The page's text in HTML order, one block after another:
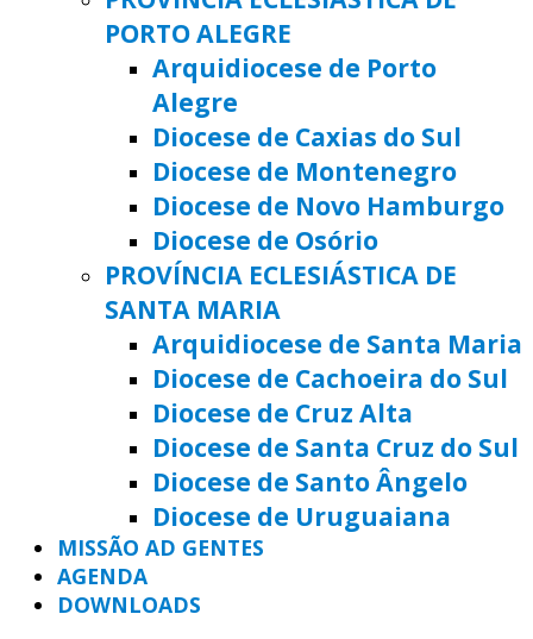
PORTO ALEGRE
Arquidiocese de Porto
Alegre
Diocese de Caxias do Sul
Diocese de Montenegro
Diocese de Novo Hamburgo
Diocese de Osório
PROVÍNCIA ECLESIÁSTICA DE
SANTA MARIA
Arquidiocese de Santa Maria
Diocese de Cachoeira do Sul
Diocese de Cruz Alta
Diocese de Santa Cruz do Sul
Diocese de Santo Ângelo
Diocese de Uruguaiana
MISSÃO AD GENTES
AGENDA
DOWNLOADS